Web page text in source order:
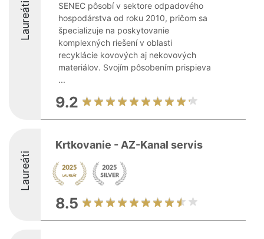
Laureáti
SENEC pôsobí v sektore odpadového
hospodárstva od roku 2010, pričom sa
špecializuje na poskytovanie
komplexných riešení v oblasti
recyklácie kovových aj nekovových
materiálov. Svojím pôsobením prispieva
...
9.2
Laureáti
Krtkovanie - AZ-Kanal servis
8.5